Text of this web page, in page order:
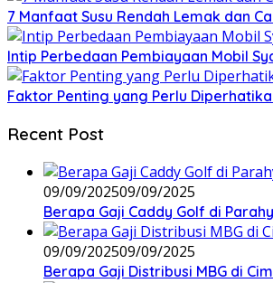
7 Manfaat Susu Rendah Lemak dan
Intip Perbedaan Pembiayaan Mobil
Faktor Penting yang Perlu
Recent Post
09/09/202509/09/2025
Berapa Gaji Caddy Golf di
09/09/202509/09/2025
Berapa Gaji Distribusi MBG di